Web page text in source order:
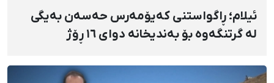
ئیلام؛ ڕاگواستنی کەیۆمەرس حەسەن بەیگی
لە گرتنگەوە بۆ بەندیخانە دوای ١٦ ڕۆژ